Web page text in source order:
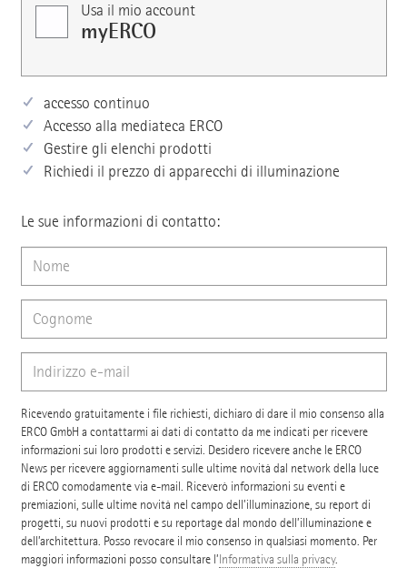
Usa il mio account
myERCO
accesso continuo
Accesso alla mediateca ERCO
Gestire gli elenchi prodotti
Richiedi il prezzo di apparecchi di illuminazione
Le sue informazioni di contatto:
Ricevendo gratuitamente i file richiesti, dichiaro di dare il mio consenso alla
ERCO GmbH a contattarmi ai dati di contatto da me indicati per ricevere
informazioni sui loro prodotti e servizi. Desidero ricevere anche le ERCO
News per ricevere aggiornamenti sulle ultime novità dal network della luce
di ERCO comodamente via e-mail. Riceverò informazioni su eventi e
premiazioni, sulle ultime novità nel campo dell’illuminazione, su report di
progetti, su nuovi prodotti e su reportage dal mondo dell’illuminazione e
dell’architettura. Posso revocare il mio consenso in qualsiasi momento. Per
maggiori informazioni posso consultare l’Informativa sulla privacy.